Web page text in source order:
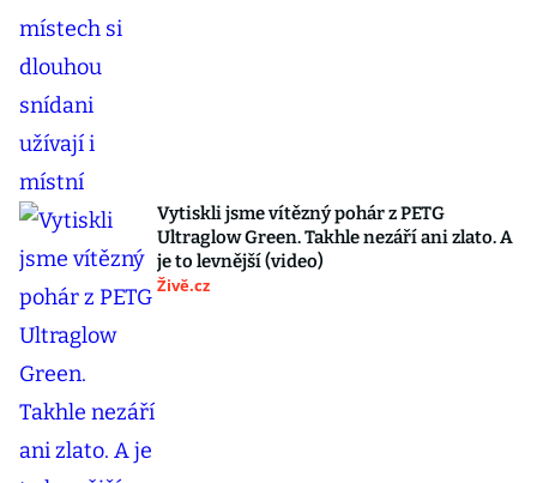
Vytiskli jsme vítězný pohár z PETG
Ultraglow Green. Takhle nezáří ani zlato. A
je to levnější (video)
Živě.cz